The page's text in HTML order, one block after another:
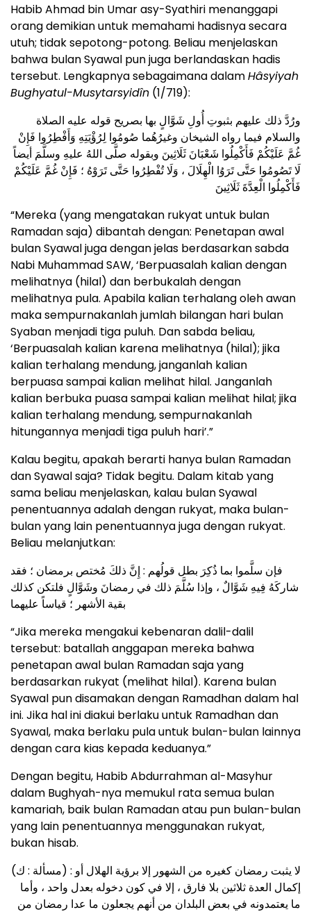
Habib Ahmad bin Umar asy-Syathiri menanggapi
orang demikian untuk memahami hadisnya secara
utuh; tidak sepotong-potong. Beliau menjelaskan
bahwa bulan Syawal pun juga berlandaskan hadis
tersebut. Lengkapnya sebagaimana dalamHâsyiyah
Bughyatul-Musytarsyidîn (1/719):
ورُدَّ ذلك عليهم بثبوتِ أُولِ شَوَّالٍ بها بصريح قوله عليه الصلاة
والسلام فيما رواه الشيخان وغيرُهُما صُومُوا لِرُؤْيَتِهِ وَأَفْطِرُوا فَإِنْ
غُمَّ عَلَيْكُمْ فَأَكْمِلُوا شَعْبَانَ ثَلَاثِينَ وبقوله صلَّى اللهُ عليهِ وسلَّمَ أيضاً
لَا تَصُومُوا حَتَّى تَرَوُا الْهِلَالَ ، وَلَا تُفْطِرُوا حَتَّى تَرَوْهُ ؛ فَإِنْ غُمَّ عَلَيْكُمْ
فَأَكْمِلُوا الْعِدَّةَ ثَلَاثِينَ
“Mereka (yang mengatakan rukyat untuk bulan
Ramadan saja) dibantah dengan: Penetapan awal
bulan Syawal juga dengan jelas berdasarkan sabda
Nabi Muhammad SAW, ‘Berpuasalah kalian dengan
melihatnya (hilal) dan berbukalah dengan
melihatnya pula. Apabila kalian terhalang oleh awan
maka sempurnakanlah jumlah bilangan hari bulan
Syaban menjadi tiga puluh. Dan sabda beliau,
‘Berpuasalah kalian karena melihatnya (hilal); jika
kalian terhalang mendung, janganlah kalian
berpuasa sampai kalian melihat hilal. Janganlah
kalian berbuka puasa sampai kalian melihat hilal; jika
kalian terhalang mendung, sempurnakanlah
hitungannya menjadi tiga puluh hari’.”
Kalau begitu, apakah berarti hanya bulan Ramadan
dan Syawal saja? Tidak begitu. Dalam kitab yang
sama beliau menjelaskan, kalau bulan Syawal
penentuannya adalah dengan rukyat, maka bulan-
bulan yang lain penentuannya juga dengan rukyat.
Beliau melanjutkan:
فإن سلَّموا بما ذُكِرَ بطل قولُهم : إِنَّ ذلكَ مُختص برمضان ؛ فقد
شاركَهُ فِيهِ شَوَّالٌ ، وإذا سُلَّمَ ذلك في رمضانَ وشَوَّالٍ فلتكن كذلك
بقية الأشهر ؛ قياساً عليهما
“Jika mereka mengakui kebenaran dalil-dalil
tersebut: batallah anggapan mereka bahwa
penetapan awal bulan Ramadan saja yang
berdasarkan rukyat (melihat hilal). Karena bulan
Syawal pun disamakan dengan Ramadhan dalam hal
ini. Jika hal ini diakui berlaku untuk Ramadhan dan
Syawal, maka berlaku pula untuk bulan-bulan lainnya
dengan cara kias kepada keduanya.”
Dengan begitu, Habib Abdurrahman al-Masyhur
dalam Bughyah-nya memukul rata semua bulan
kamariah, baik bulan Ramadan atau pun bulan-bulan
yang lain penentuannya menggunakan rukyat,
bukan hisab.
(مسألة : ك) : لا يثبت رمضان كغيره من الشهور إلا برؤية الهلال أو
إكمال العدة ثلاثين بلا فارق ، إلا في كون دخوله بعدل واحد ، وأما
ما يعتمدونه في بعض البلدان من أنهم يجعلون ما عدا رمضان من